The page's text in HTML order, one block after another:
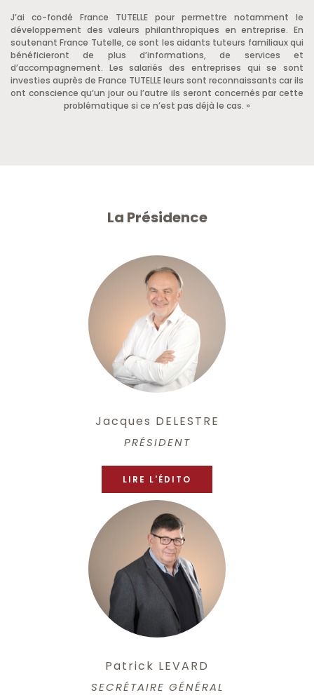
J’ai co-fondé France TUTELLE pour permettre notamment le
développement des valeurs philanthropiques en entreprise. En
soutenant France Tutelle, ce sont les aidants tuteurs familiaux qui
bénéficieront de plus d’informations, de services et
d’accompagnement. Les salariés des entreprises qui se sont
investies auprès de France TUTELLE leurs sont reconnaissants car ils
ont conscience qu’un jour ou l’autre ils seront concernés par cette
problématique si ce n’est pas déjà le cas. »
La Présidence
Jacques DELESTRE
PRÉSIDENT
LIRE L'ÉDITO
Patrick LEVARD
SECRÉTAIRE GÉNÉRAL